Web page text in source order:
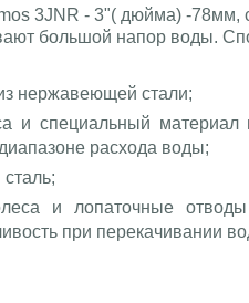
3JNR - 3"( дюйма) -78мм,
большой напор воды.
нержавеющей стали;
и специальный
расхода воды;
и лопаточные
при перекачивании